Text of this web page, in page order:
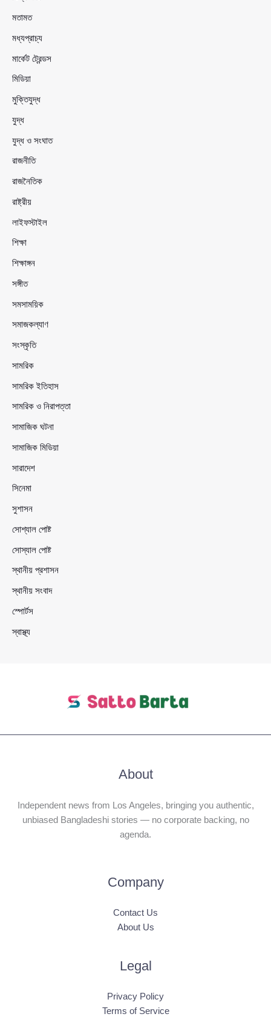
মতামত
মধ্যপ্রাচ্য
মার্কেট ট্রেন্ডস
মিডিয়া
মুক্তিযুদ্ধ
যুদ্ধ
যুদ্ধ ও সংঘাত
রাজনীতি
রাজনৈতিক
রাষ্ট্রীয়
লাইফস্টাইল
শিক্ষা
শিক্ষাঙ্গন
সঙ্গীত
সমসাময়িক
সমাজকল্যাণ
সংস্কৃতি
সামরিক
সামরিক ইতিহাস
সামরিক ও নিরাপত্তা
সামাজিক ঘটনা
সামাজিক মিডিয়া
সারাদেশ
সিনেমা
সুশাসন
সোশ্যাল পোষ্ট
সোস্যাল পোষ্ট
স্থানীয় প্রশাসন
স্থানীয় সংবাদ
স্পোর্টস
স্বাস্থ্য
About
Independent news from Los Angeles, bringing you authentic,
unbiased Bangladeshi stories — no corporate backing, no
agenda.
Company
Contact Us
About Us
Legal
Privacy Policy
Terms of Service